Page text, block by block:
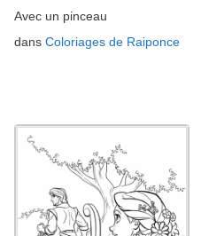
Avec un pinceau
dans Coloriages de Raiponce